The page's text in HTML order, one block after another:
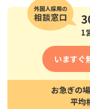
1
いますぐ
お急ぎの
平均